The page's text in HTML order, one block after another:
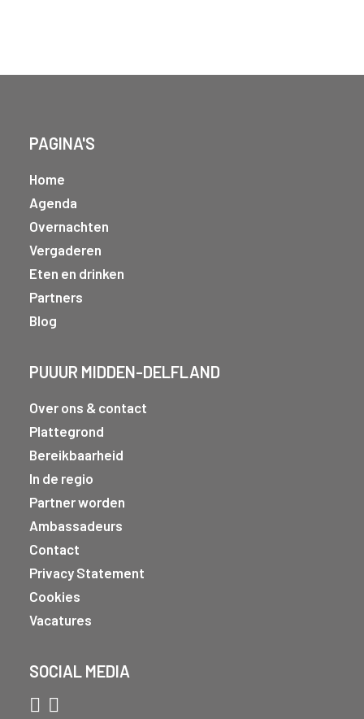
PAGINA'S
Home
Agenda
Overnachten
Vergaderen
Eten en drinken
Partners
Blog
PUUUR MIDDEN-DELFLAND
Over ons & contact
Plattegrond
Bereikbaarheid
In de regio
Partner worden
Ambassadeurs
Contact
Privacy Statement
Cookies
Vacatures
SOCIAL MEDIA